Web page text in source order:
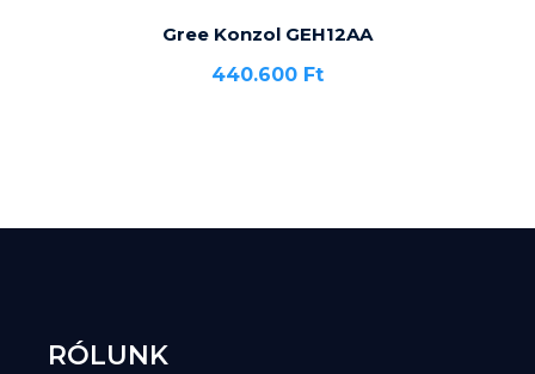
Gree Konzol GEH12AA
440.600 Ft
RÓLUNK